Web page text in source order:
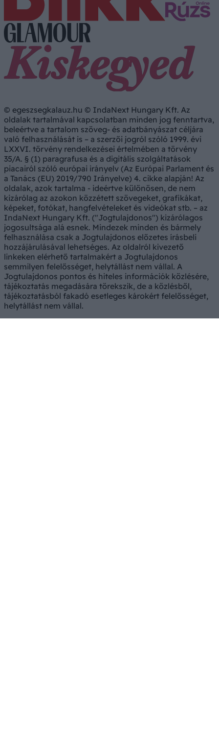
© egeszsegkalauz.hu © IndaNext Hungary Kft. Az
oldalak tartalmával kapcsolatban minden jog fenntartva,
beleértve a tartalom szöveg- és adatbányászat céljára
való felhasználását is – a szerzői jogról szóló 1999. évi
LXXVI. törvény rendelkezései értelmében a törvény
35/A. § (1) paragrafusa és a digitális szolgáltatások
piacairól szóló európai irányelv (Az Európai Parlament és
a Tanács (EU) 2019/790 Irányelve) 4. cikke alapján! Az
oldalak, azok tartalma - ideértve különösen, de nem
kizárólag az azokon közzétett szövegeket, grafikákat,
képeket, fotókat, hangfelvételeket és videókat stb. – az
IndaNext Hungary Kft. ("Jogtulajdonos") kizárólagos
jogosultsága alá esnek. Mindezek minden és bármely
felhasználása csak a Jogtulajdonos előzetes írásbeli
hozzájárulásával lehetséges. Az oldalról kivezető
linkeken elérhető tartalmakért a Jogtulajdonos
semmilyen felelősséget, helytállást nem vállal. A
Jogtulajdonos pontos és hiteles információk közlésére,
tájékoztatás megadására törekszik, de a közlésből,
tájékoztatásból fakadó esetleges károkért felelősséget,
helytállást nem vállal.